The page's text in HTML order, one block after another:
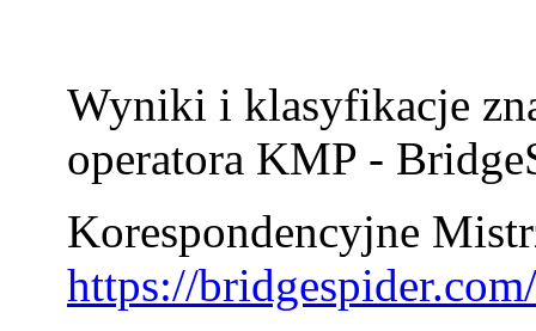
Wyniki i klasyfikacje
operatora KMP -
Korespondencyjne
https://